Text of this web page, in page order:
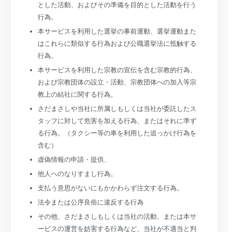
とした活動、およびその準備を目的とした活動を行う
行為。
本サービスを利用した選挙の事前運動、選挙運動また
はこれらに類似する行為および公職選挙法に抵触する
行為。
本サービスを利用した宗教の宣伝を含む宗教的行為、
および宗教団体の設立・活動、宗教団体への加入等宗
教上の結社に関する行為。
さだまさしや当社に所属しもしくは当社が委託したス
タッフに対して危害を加える行為、またはそれに準ず
る行為。（タクシー等の車を利用した追っかけ行為を
含む）
虚偽情報の申請・提供、
他人へのなりすまし行為。
支払う意思がないにもかかわらず注文する行為。
法令または公序良俗に違反する行為
その他、さだまさしもしくは当社の活動、または本サ
ービスの運営を妨害する行為など、当社が不適当と判